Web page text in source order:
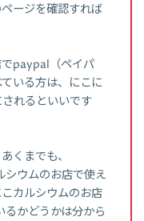
ージを確認すれば
でpaypal（ペイパ
いる方は、にこに
れるといいです
くまでも、
ウムのお店で使え
カルシウムのお店
かどうかは分から